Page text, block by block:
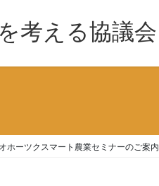
考える協議会
ホーツクスマート農業セミナーのご案内